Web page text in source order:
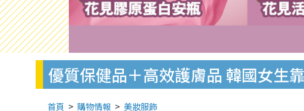
優質保健品＋高效護膚品 韓國女生
首頁 購物情報 美妝服飾